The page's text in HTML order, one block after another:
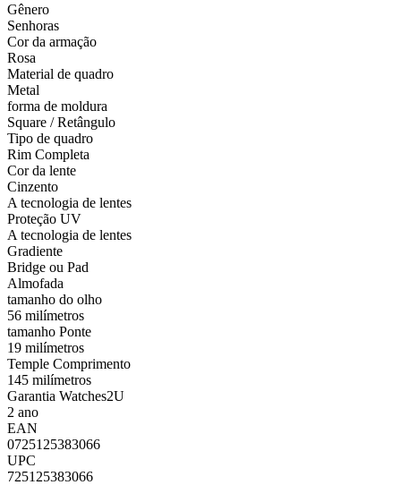
Gênero
Senhoras
Cor da armação
Rosa
Material de quadro
Metal
forma de moldura
Square / Retângulo
Tipo de quadro
Rim Completa
Cor da lente
Cinzento
A tecnologia de lentes
Proteção UV
A tecnologia de lentes
Gradiente
Bridge ou Pad
Almofada
tamanho do olho
56 milímetros
tamanho Ponte
19 milímetros
Temple Comprimento
145 milímetros
Garantia Watches2U
2 ano
EAN
0725125383066
UPC
725125383066